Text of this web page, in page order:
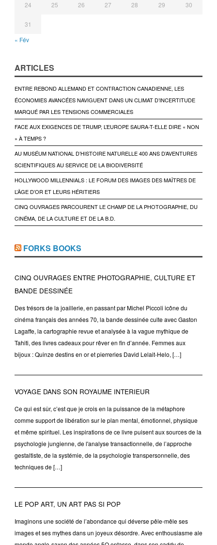
24 25 26 27 28 29 30
31
« Fév
ARTICLES
ENTRE REBOND ALLEMAND ET CONTRACTION CANADIENNE, LES
ÉCONOMIES AVANCÉES NAVIGUENT DANS UN CLIMAT D’INCERTITUDE
MARQUÉ PAR LES TENSIONS COMMERCIALES
FACE AUX EXIGENCES DE TRUMP, L’EUROPE SAURA-T-ELLE DIRE « NON
» À TEMPS ?
AU MUSÉUM NATIONAL D’HISTOIRE NATURELLE 400 ANS D’AVENTURES
SCIENTIFIQUES AU SERVICE DE LA BIODIVERSITÉ
HOLLYWOOD MILLENNIALS : LE FORUM DES IMAGES DES MAÎTRES DE
L’ÂGE D’OR ET LEURS HÉRITIERS
CINQ OUVRAGES PARCOURENT LE CHAMP DE LA PHOTOGRAPHIE, DU
CINÉMA, DE LA CULTURE ET DE LA B.D.
FORKS BOOKS
CINQ OUVRAGES ENTRE PHOTOGRAPHIE, CULTURE ET
BANDE DESSINÉE
Des trésors de la joaillerie, en passant par Michel Piccoli icône du
cinéma français des années 70, la bande dessinée culte avec Gaston
Lagaffe, la cartographie revue et analysée à la vague mythique de
Tahiti, des livres cadeaux pour rêver en fin d’année. Femmes aux
bijoux : Quinze destins en or et pierreries David Lelait-Helo, […]
VOYAGE DANS SON ROYAUME INTERIEUR
Ce qui est sûr, c’est que je crois en la puissance de la métaphore
comme support de libération sur le plan mental, émotionnel, physique
et même spirituel. Les inspirations de ce livre puisent aux sources de la
psychologie jungienne, de l'analyse transactionnelle, de l’approche
gestaltiste, de la systémie, de la psychologie transpersonnelle, des
techniques de […]
LE POP ART, UN ART PAS SI POP
Imaginons une société de l’abondance qui déverse pêle-mêle ses
images et ses mythes dans un joyeux désordre. Avec enthousiasme ale